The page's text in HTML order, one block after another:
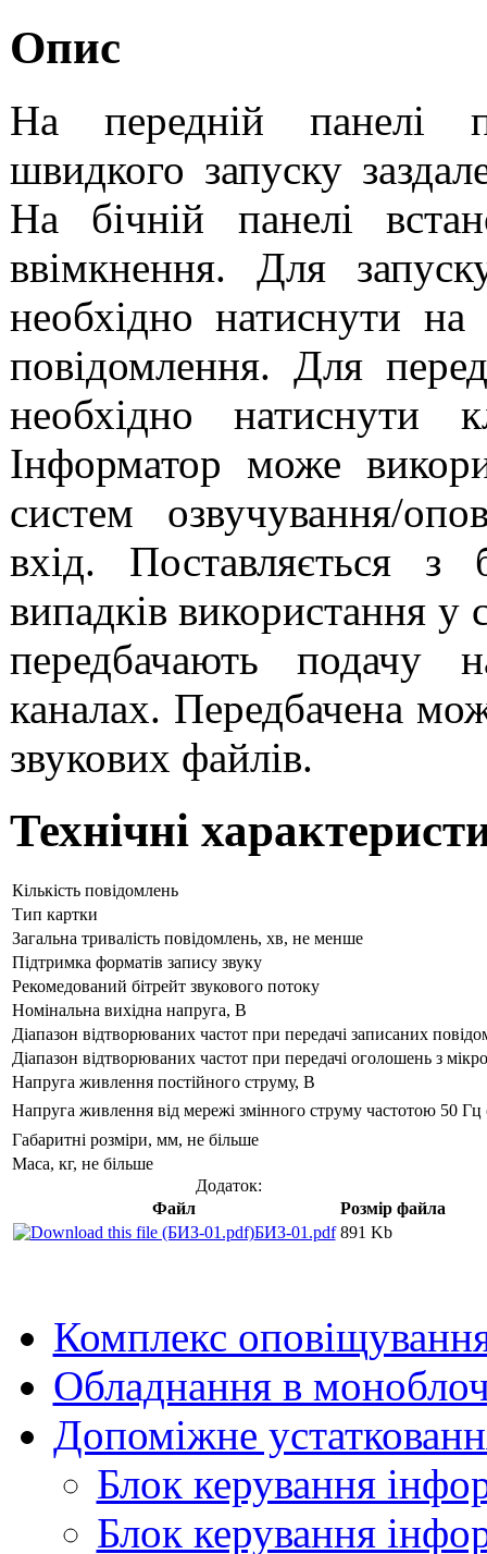
Опис
На передній панелі
швидкого запуску
На бічній панелі
ввімкнення. Для
необхідно натиснути
повідомлення. Для
необхідно натиснути
Інформатор може
систем озвучування/
вхід. Поставляється
випадків використання у
передбачають подачу
каналах. Передбачена
звукових файлів.
Технічні
Кількість повідомлень
Тип картки
Загальна тривалість повідомлень, хв, не менше
Підтримка форматів запису звуку
Рекомедований бітрейт звукового потоку
Номінальна вихідна напруга, В
Діапазон відтворюваних частот при передачі записаних
Діапазон відтворюваних частот при передачі оголошень з
Напруга живлення постійного струму, В
Напруга живлення від мережі змінного струму частотою 50
Габаритні розміри, мм, не більше
Маса, кг, не більше
Додаток:
Файл
Розмір файла
БИЗ-01.pdf 891 Kb
Комплекс
Обладнання в
Допоміжне
Блок керування
Блок керування